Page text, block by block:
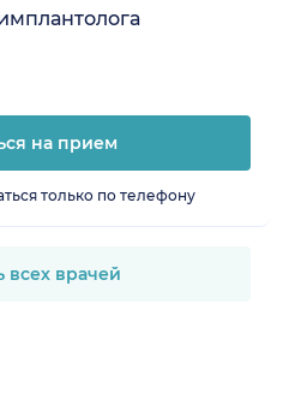
на прием
только по телефону
всех врачей